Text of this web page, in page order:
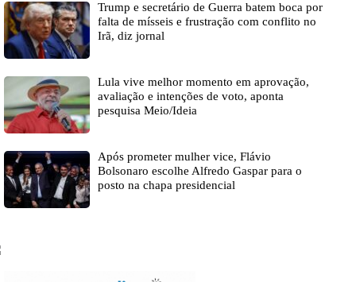
Trump e secretário de Guerra batem boca por
falta de mísseis e frustração com conflito no
Irã, diz jornal
Lula vive melhor momento em aprovação,
avaliação e intenções de voto, aponta
pesquisa Meio/Ideia
Após prometer mulher vice, Flávio
Bolsonaro escolhe Alfredo Gaspar para o
posto na chapa presidencial